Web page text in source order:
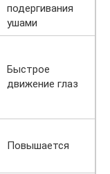
подергивания
ушами
Быстрое
движение глаз
Повышается